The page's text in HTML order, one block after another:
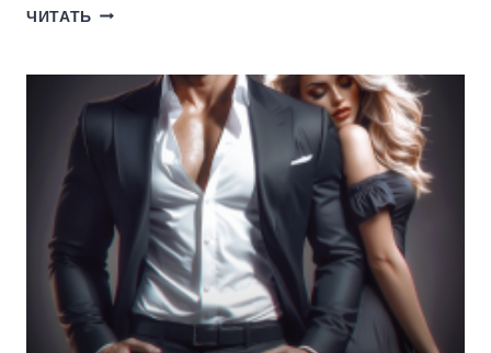
ЧИТАТЬ АСТЕРИЙ:
МАГА
ПУТИ!
МОУРИ)